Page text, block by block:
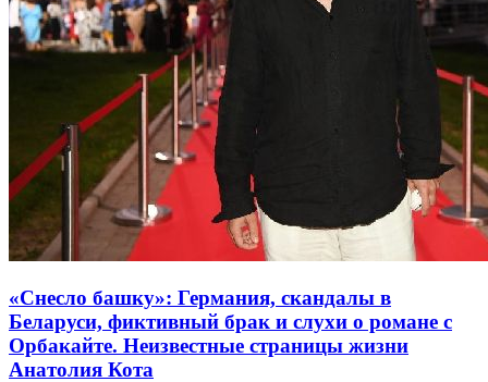
«Снесло башку»: Германия, скандалы в
Беларуси, фиктивный брак и слухи о романе с
Орбакайте. Неизвестные страницы жизни
Анатолия Кота